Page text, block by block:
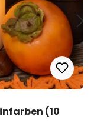
(10